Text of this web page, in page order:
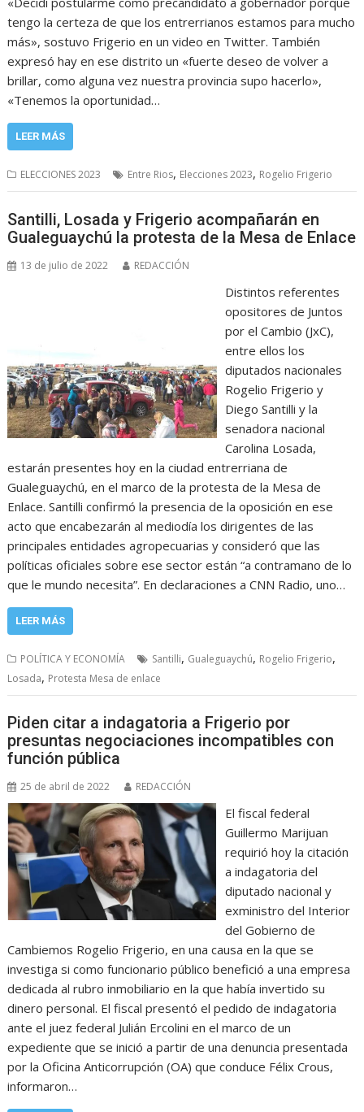
tengo la certeza de que los entrerrianos estamos para mucho
más», sostuvo Frigerio en un video en Twitter. También
expresó hay en ese distrito un «fuerte deseo de volver a
brillar, como alguna vez nuestra provincia supo hacerlo»,
«Tenemos la oportunidad…
LEER MÁS
ELECCIONES 2023 Entre Rios, Elecciones 2023, Rogelio Frigerio
Santilli, Losada y Frigerio acompañarán en
Gualeguaychú la protesta de la Mesa de Enlace
13 de julio de 2022 REDACCIÓN
Distintos referentes
opositores de Juntos
por el Cambio (JxC),
entre ellos los
diputados nacionales
Rogelio Frigerio y
Diego Santilli y la
senadora nacional
Carolina Losada,
estarán presentes hoy en la ciudad entrerriana de
Gualeguaychú, en el marco de la protesta de la Mesa de
Enlace. Santilli confirmó la presencia de la oposición en ese
acto que encabezarán al mediodía los dirigentes de las
principales entidades agropecuarias y consideró que las
políticas oficiales sobre ese sector están “a contramano de lo
que le mundo necesita”. En declaraciones a CNN Radio, uno…
LEER MÁS
POLÍTICA Y ECONOMÍA Santilli, Gualeguaychú, Rogelio Frigerio,
Losada, Protesta Mesa de enlace
Piden citar a indagatoria a Frigerio por
presuntas negociaciones incompatibles con
función pública
25 de abril de 2022 REDACCIÓN
El fiscal federal
Guillermo Marijuan
requirió hoy la citación
a indagatoria del
diputado nacional y
exministro del Interior
del Gobierno de
Cambiemos Rogelio Frigerio, en una causa en la que se
investiga si como funcionario público benefició a una empresa
dedicada al rubro inmobiliario en la que había invertido su
dinero personal. El fiscal presentó el pedido de indagatoria
ante el juez federal Julián Ercolini en el marco de un
expediente que se inició a partir de una denuncia presentada
por la Oficina Anticorrupción (OA) que conduce Félix Crous,
informaron…